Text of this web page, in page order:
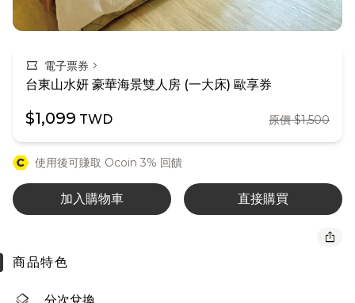
confirmation_number 電子票券 chevron_right
台東山水妍 豪華海景雙人房 (一大床) 歐享券
$1,099 TWD 原價 $1,500
使用後可賺取 Ocoin 3% 回饋
加入購物車 直接購買
ios_share
商品特色